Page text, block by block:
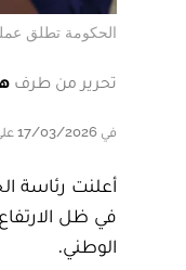
الحكومة تطلق
تحرير من طرف
في 17/03/2026 على الساعة 16:04
أعلنت رئاسة
في ظل
الوطني.